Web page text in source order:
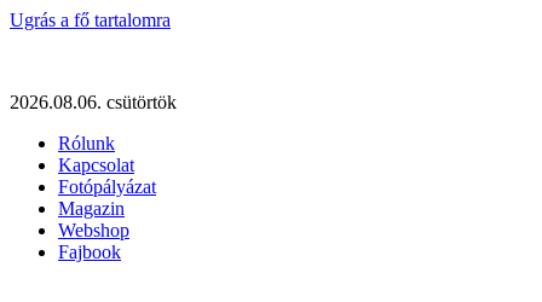
Ugrás a fő tartalomra
2026.08.06. csütörtök
Rólunk
Kapcsolat
Fotópályázat
Magazin
Webshop
Fajbook